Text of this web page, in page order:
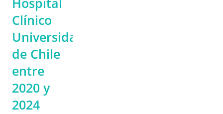
Clínico
Universidad
de Chile
entre
2020 y
2024